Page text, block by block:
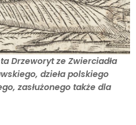
Drzeworyt ze Zwierciadła
dzieła polskiego
zasłużonego także dla